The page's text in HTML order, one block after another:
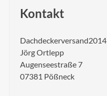
Kontakt
Dachdeckerversand2014
Jörg Ortlepp
Augenseestraße 7
07381 Pößneck